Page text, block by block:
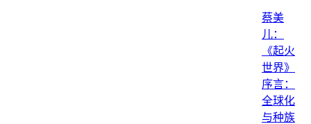
蔡美
儿：
《起火
世界》
序言：
全球化
与种族